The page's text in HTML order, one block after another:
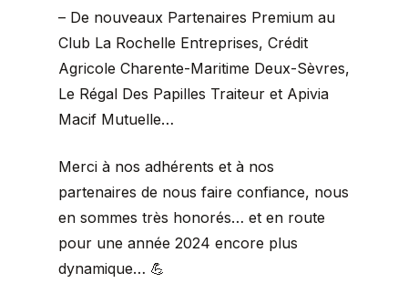
– De nouveaux Partenaires Premium au
Club La Rochelle Entreprises, Crédit
Agricole Charente-Maritime Deux-Sèvres,
Le Régal Des Papilles Traiteur et Apivia
Macif Mutuelle…
Merci à nos adhérents et à nos
partenaires de nous faire confiance, nous
en sommes très honorés… et en route
pour une année 2024 encore plus
dynamique… 💪